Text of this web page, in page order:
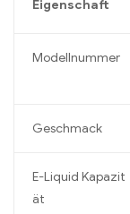
Eigenschaft
Modellnummer
Geschmack
E-Liquid Kapazit
ät